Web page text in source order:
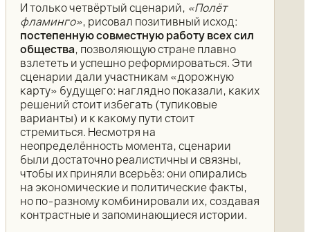
И только четвёртый сценарий, «Полёт
фламинго», рисовал позитивный исход:
постепенную совместную работу всех сил
общества, позволяющую стране плавно
взлететь и успешно реформироваться. Эти
сценарии дали участникам «дорожную
карту» будущего: наглядно показали, каких
решений стоит избегать (тупиковые
варианты) и к какому пути стоит
стремиться. Несмотря на
неопределённость момента, сценарии
были достаточно реалистичны и связны,
чтобы их приняли всерьёз: они опирались
на экономические и политические факты,
но по-разному комбинировали их, создавая
контрастные и запоминающиеся истории.